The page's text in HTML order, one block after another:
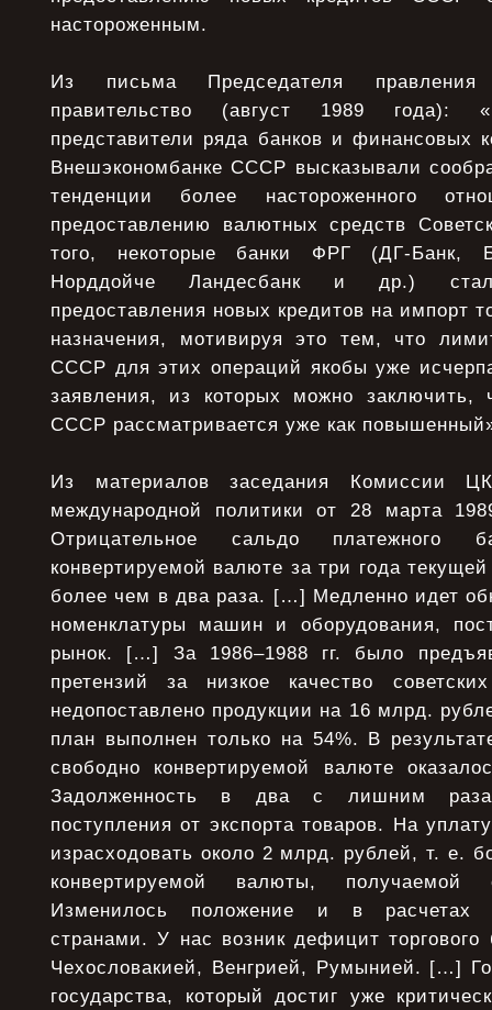
настороженным.
Из письма Председателя правления
правительство (август 1989 года):
представители ряда банков и финансовых
Внешэкономбанке СССР высказывали
тенденции более настороженного
предоставлению валютных средств
того, некоторые банки ФРГ (ДГ-Банк,
Норддойче Ландесбанк и др.)
предоставления новых кредитов на импорт
назначения, мотивируя это тем, что
СССР для этих операций якобы уже
заявления, из которых можно заключить,
СССР рассматривается уже как
Из материалов заседания Комиссии
международной политики от 28 марта
Отрицательное сальдо платежного
конвертируемой валюте за три года
более чем в два раза. […] Медленно идет
номенклатуры машин и оборудования,
рынок. […] За 1986–1988 гг. было
претензий за низкое качество
недопоставлено продукции на 16 млрд.
план выполнен только на 54%. В
свободно конвертируемой валюте
Задолженность в два с лишним раза
поступления от экспорта товаров. На
израсходовать около 2 млрд. рублей, т. е.
конвертируемой валюты,
Изменилось положение и в расчетах
странами. У нас возник дефицит
Чехословакией, Венгрией, Румынией. […]
государства, который достиг уже